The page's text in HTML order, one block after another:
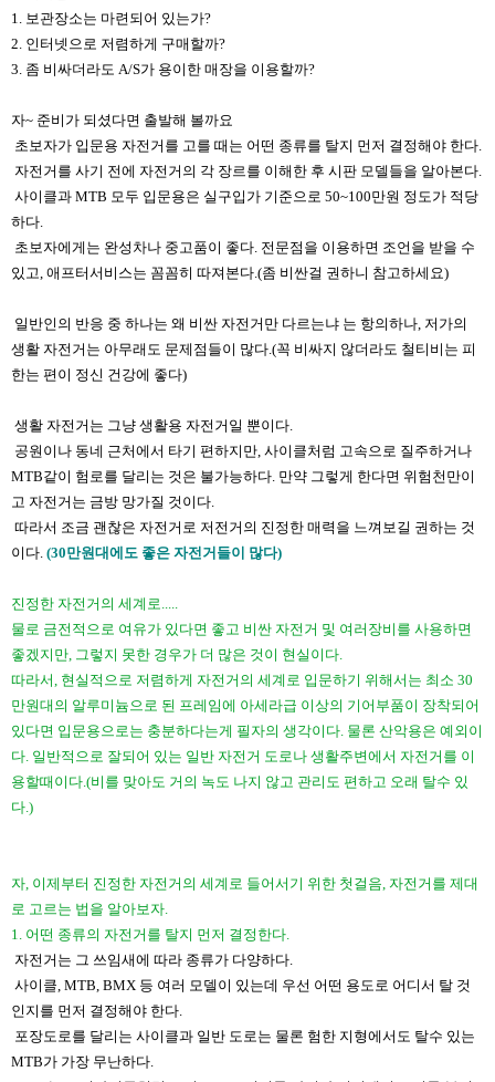
1. 보관장소는 마련되어 있는가?
2. 인터넷으로 저렴하게 구매할까?
​3. 좀 비싸더라도 A/S가 용이한 매장을 이용할까?
자~ 준비가 되셨다면 출발해 볼까요
초보자가 입문용 자전거를 고를 때는 어떤 종류를 탈지 먼저 결정해야 한다.
자전거를 사기 전에 자전거의 각 장르를 이해한 후 시판 모델들을 알아본다.
사이클과 MTB 모두 입문용은 실구입가 기준으로 50~100만원 정도가 적당
하다.
초보자에게는 완성차나 중고품이 좋다​. 전문점을 이용하면 조언을 받을 수
있고, 애프터서비스는 꼼꼼히 따져본다.(좀 비싼걸 권하니 참고하세요)
일반인의 반응 중 하나는 왜 비싼 자전거만 다르는냐 는 항의하나, 저가의
생활 자전거는 아무래도 문제점들이 많다.(꼭 비싸지 않더라도 철티비는 피
한는 편이 정신 건강에 좋다)
생활 자전거는 그냥 생활용 자전거일 뿐이다.
공원이나 동네 근처에서 타기 편하지만, 사이클처럼 고속으로 질주하거나
MTB같이 험로를 달리는 것은 불가능하다. 만약 그렇게 한다면 위험천만이
고 자전거는 금방 망가질 것이다.
따라서 조금 괜찮은 자전거로 저전거의 진정한 매력을 느껴보길 권하는 것
이다. (30만원대에도 좋은 자전거들이 많다)
진정한 자전거의 세계로.....
​물로 금전적으로 여유가 있다면 좋고 비싼 자전거 및 여러장비를 사용하면
좋겠지만, 그렇지 못한 경우가 더 많은 것이 현실이다.
따라서, 현실적으로 저렴하게 자전거의 세계로 입문하기 위해서는 최소 30
만원대의 알루미늄으로 된 프레임에 아세라급 이상의 기어부품이 장착되어
있다면 입문용으로는 충분하다는게 필자의 생각이다. 물론 산악용은 예외이
다. 일반적으로 잘되어 있는 일반 자전거 도로나 생활주변에서 자전거를 이
용할때이다.(비를 맞아도 거의 녹도 나지 않고 관리도 편하고 오래 탈수 있
다.)
자, 이제부터 진정한 자전거의 세계로 들어서기 위한 첫걸음, 자전거를 제대
로 고르는 법을 알아보자.
1. 어떤 종류의 자전거를 탈지 먼저 결정한다.
자전거는 그 쓰임새에 따라 종류가 다양하다.
사이클, MTB, BMX 등 여러 모델이 있는데 우선 어떤 용도로 어디서 탈 것
인지를 먼저 결정해야 한다.
포장도로를 달리는 사이클과 일반 도로는 물론 험한 지형에서도 탈수 있는
MTB가 가장 무난하다.